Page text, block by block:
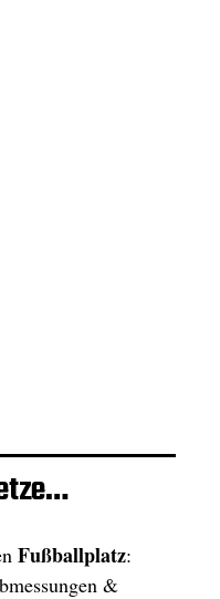
Fußballplatz:
&